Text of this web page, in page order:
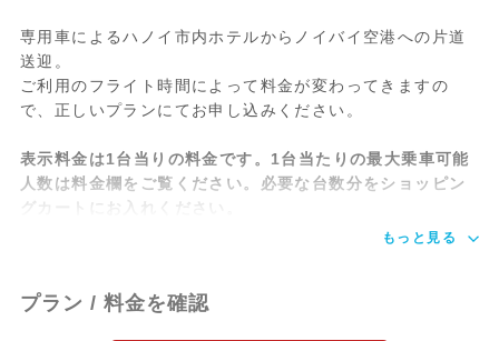
専用車によるハノイ市内ホテルからノイバイ空港への片道
送迎。
ご利用のフライト時間によって料金が変わってきますの
で、正しいプランにてお申し込みください。
表示料金は1台当りの料金です。1台当たりの最大乗車可能
人数は料金欄をご覧ください。必要な台数分をショッピン
グカートにお入れください。
もっと見る
プラン / 料金を確認